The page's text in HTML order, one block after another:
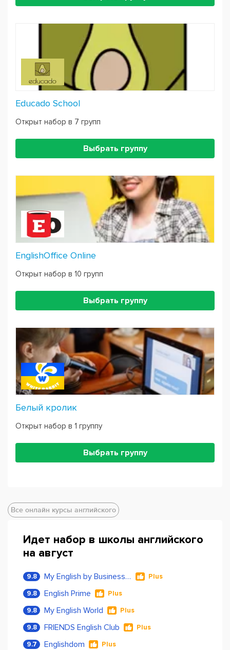
поделились интересной статистикой: 65% студентов
Educado School
Открыт набор в 7 групп
Выбрать группу
EnglishOffice Online
Открыт набор в 10 групп
Выбрать группу
Белый кролик
Открыт набор в 1 группу
Выбрать группу
Все онлайн курсы английского
Идет набор в школы английского
на август
9.8 My English by Business Language Plus
9.8 English Prime Plus
9.8 My English World Plus
9.8 FRIENDS English Club Plus
9.7 Englishdom Plus